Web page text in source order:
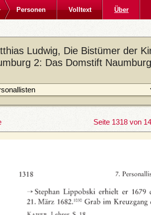
Personen Volltext Über
Ludwig, Die Bistümer der
2: Das Domstift
Seite 1318 von